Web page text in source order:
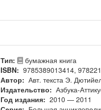
Тип
бумажная книга
ISBN
9785389013414,
Автор
Авт. текста Э.
Издательство
Азбука-
Год издания
2010 — 2011